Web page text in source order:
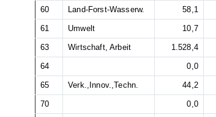
60 Land-Forst-Wasserw. 58,1
61 Umwelt 10,7
63 Wirtschaft, Arbeit 1.528,4
64 0,0
65 Verk.,Innov.,Techn. 44,2
70 0,0